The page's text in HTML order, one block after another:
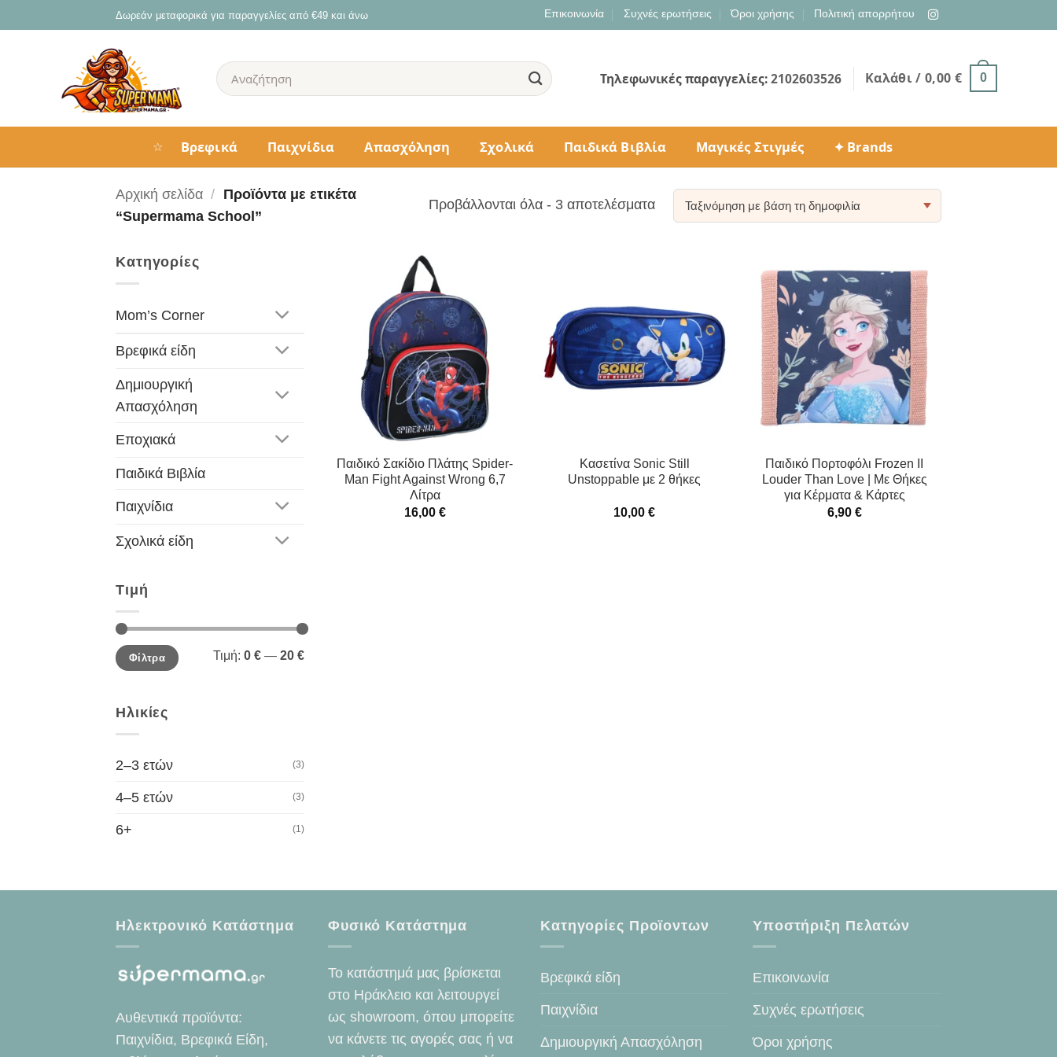
στο
Δωρεάν μεταφορικά για παραγγελίες από €49 και άνω Επικοινωνία Συχνές ερωτήσεις Όροι χρήσης Πολιτική απορρήτου
Αναζήτηση
για:
Τηλεφωνικές παραγγελίες:2102603526 Καλάθι / 0,00 € 0
☆ Βρεφικά Παιχνίδια Απασχόληση Σχολικά Παιδικά Βιβλία Μαγικές Στιγμές ✦ Brands
Αρχική σελίδα / Προϊόντα με ετικέτα
“Supermama School”
Προβάλλονται όλα - 3 αποτελέσματαSorted
Κατηγορίες
Mom’s Corner
Βρεφικά είδη
Δημιουργική
Απασχόληση
Εποχιακά
Παιδικά Βιβλία
Παιχνίδια
Σχολικά είδη
Τιμή
Ελάχιστη
τιμή
Μέγιστη
τιμήΦίλτρα Τιμή: 0 € — 20 €
Ηλικίες
2–3 ετών (3)
4–5 ετών (3)
6+ (1)
Παιδικό Σακίδιο Πλάτης Spider-
Man Fight Against Wrong 6,7
Λίτρα
16,00 €
Κασετίνα Sonic Still
Unstoppable με 2 θήκες
10,00€
Παιδικό Πορτοφόλι Frozen II
Louder Than Love | Με Θήκες
για Κέρματα & Κάρτες
6,90 €
Ηλεκτρονικό Κατάστημα
Αυθεντικά προϊόντα:
Παιχνίδια, Βρεφικά Είδη,
Φυσικό Κατάστημα
Το κατάστημά μας βρίσκεται
στο Ηράκλειο και λειτουργεί
ως showroom, όπου μπορείτε
να κάνετε τις αγορές σας ή να
Κατηγορίες Προϊοντων
Βρεφικά είδη
Παιχνίδια
Δημιουργική Απασχόληση
Υποστήριξη Πελατών
Επικοινωνία
Συχνές ερωτήσεις
Όροι χρήσης